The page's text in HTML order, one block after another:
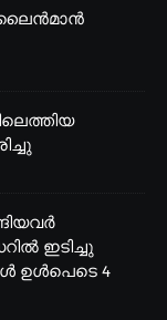
ലൈൻമാൻ
ഇടിച്ചു
ഉൾപെടെ 4